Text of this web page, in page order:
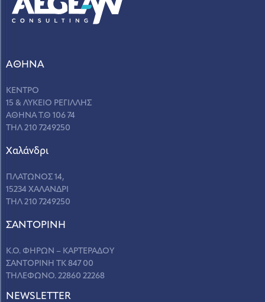
ΑΘΗΝΑ
ΚΕΝΤΡΟ
15 & ΛΥΚΕΙΟ ΡΕΓΙΛΛΗΣ
ΑΘΗΝΑ Τ.Θ 106 74
ΤΗΛ 210 7249250
Χαλάνδρι
ΠΛΑΤΩΝΟΣ 14,
15234 ΧΑΛΑΝΔΡΙ
ΤΗΛ 210 7249250
ΣANΤΟΡΙΝΗ
Κ.Ο. ΦΗΡΩΝ – ΚΑΡΤΕΡΑΔΟΥ
ΣΑΝΤΟΡΙΝΗ ΤΚ 847 00
ΤΗΛΕΦΩΝΟ. 22860 22268
NEWSLETTER